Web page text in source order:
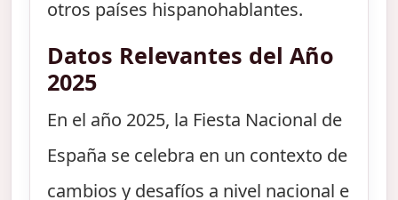
otros países hispanohablantes.
Datos Relevantes del Año
2025
En el año 2025, la Fiesta Nacional de
España se celebra en un contexto de
cambios y desafíos a nivel nacional e